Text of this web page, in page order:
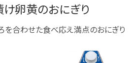
卵黄のおにぎり
を合わせた食べ応え満点のおにぎり